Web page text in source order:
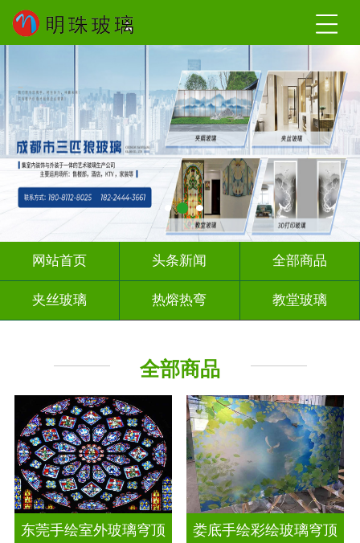
网站首页 头条新闻 全部商品
夹丝玻璃 热熔热弯 教堂玻璃
其它玻璃
全部商品
东莞手绘室外玻璃穹顶 娄底手绘彩绘玻璃穹顶